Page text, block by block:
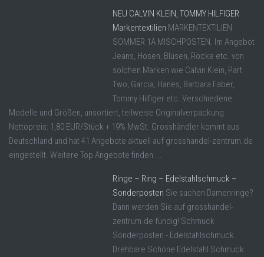
NEU CALVIN KLEIN, TOMMY HILFIGER
Markentextilien MARKENTEXTILIEN
SOMMER 1A MISCHPOSTEN. Im Angebot
Jeans, Hosen, Blusen, Röcke etc. von
solchen Marken wie Calvin Klein, Part
Two, Garcia, Hanes, Barbara Faber,
Tommy Hilfiger etc. Verschiedene
Modelle und Größen, unsortiert, teilweise Originalverpackung.
Nettopreis: 1,80 EUR/Stück + 19% MwSt. Grosshändler kommt aus
Deutschland und hat 41 Angebote aktuell auf grosshandel-zentrum.de
eingestellt. Weitere Top Angebote finden ...
Ringe – Ring – Edelstahlschmuck –
Sonderposten Sie suchen Damenringe?
Dann werden Sie auf grosshandel-
zentrum.de fündig! Schmuck
Sonderposten - Edelstahlschmuck.
Drehbare Schöne Edelstahl Schmuck